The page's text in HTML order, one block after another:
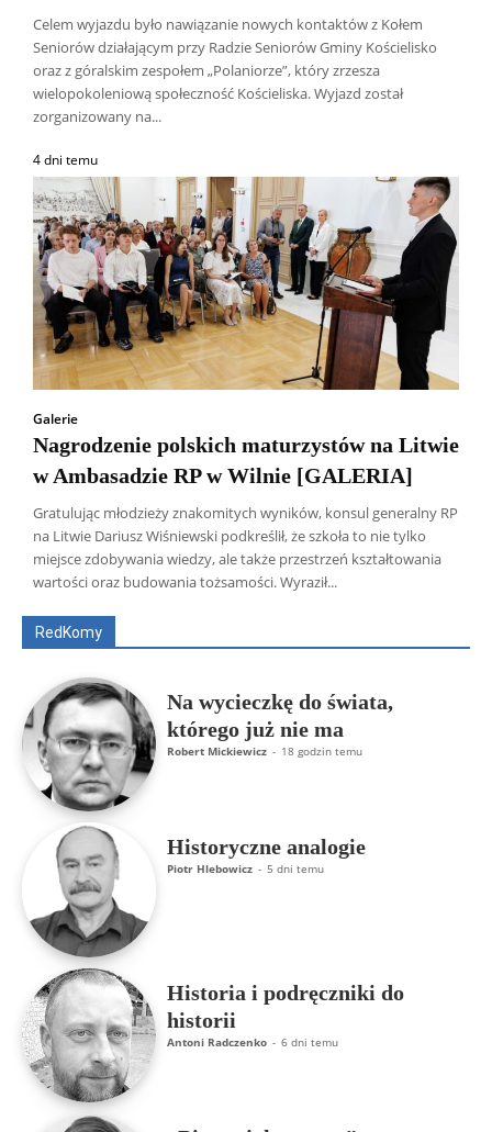
Celem wyjazdu było nawiązanie nowych kontaktów z Kołem
Seniorów działającym przy Radzie Seniorów Gminy Kościelisko
oraz z góralskim zespołem „Polaniorze”, który zrzesza
wielopokoleniową społeczność Kościeliska. Wyjazd został
zorganizowany na...
4 dni temu
Galerie
Nagrodzenie polskich maturzystów na Litwie
w Ambasadzie RP w Wilnie [GALERIA]
Gratulując młodzieży znakomitych wyników, konsul generalny RP
na Litwie Dariusz Wiśniewski podkreślił, że szkoła to nie tylko
miejsce zdobywania wiedzy, ale także przestrzeń kształtowania
wartości oraz budowania tożsamości. Wyraził...
RedKomy
Wszyscy Aleksander Borowik
Antoni Radczenko
Artur Płokszto
Grzegorz Górny
ks. Jarosław Wąsowicz SDB
Na wycieczkę do świata,
którego już nie ma
Robert Mickiewicz - 18 godzin temu
Historyczne analogie
Piotr Hlebowicz - 5 dni temu
Historia i podręczniki do
historii
Antoni Radczenko - 6 dni temu